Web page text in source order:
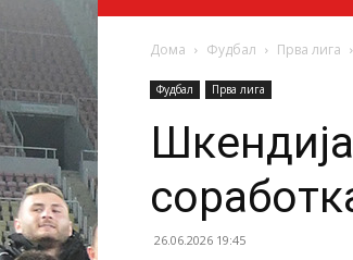
Дома Фудбал Прва лига
Фудбал Прва лига
26.06.2026 19:45